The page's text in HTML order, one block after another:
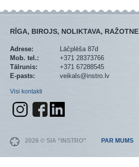
RĪGA, BIROJS, NOLIKTAVA, RAŽOTNE
Adrese:
Lāčplēša 87d
Mob. tel.:
+371 28373766
Tālrunis:
+371 67288545
E-pasts:
veikals@instro.lv
Visi kontakti
2026 © SIA “INSTRO” PAR MUMS